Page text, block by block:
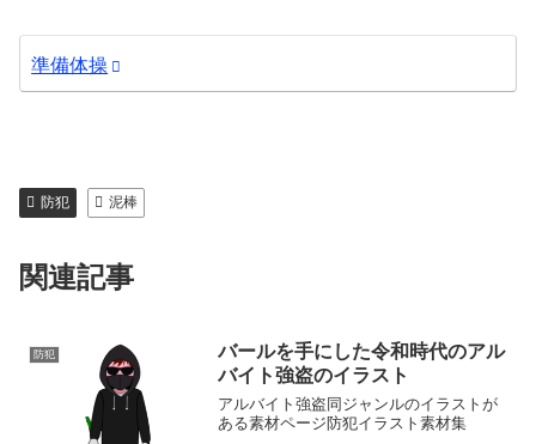
準備体操
防犯 泥棒
関連記事
防犯
バールを手にした令和時代のアル
バイト強盗のイラスト
アルバイト強盗同ジャンルのイラストが
ある素材ページ防犯イラスト素材集